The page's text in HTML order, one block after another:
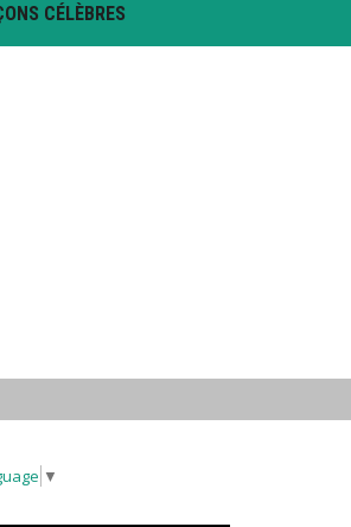
CÉLÈBRES
▼